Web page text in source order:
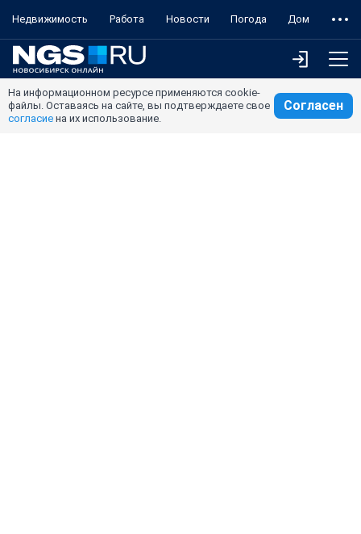
Недвижимость Работа Новости Погода Дом
На информационном ресурсе применяются cookie-
файлы. Оставаясь на сайте, вы подтверждаете свое
согласие на их использование.
Согласен